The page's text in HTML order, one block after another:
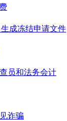
成冻结申请文件
员和法务会计
诈骗